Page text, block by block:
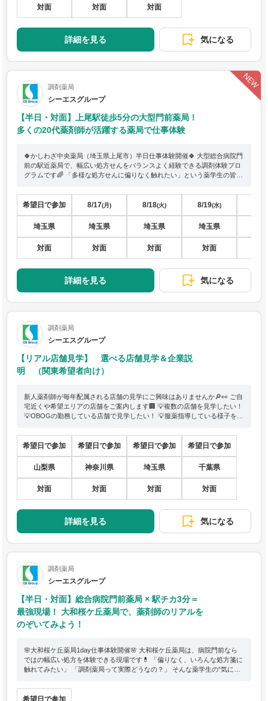
対面 対面 対面
詳細を見る 気になる
調剤薬局
シーエスグループ
【半日・対面】上尾駅徒歩5分の大型門前薬局！
多くの20代薬剤師が活躍する薬局で仕事体験
🍀かしわざ中央薬局（埼玉県上尾市）半日仕事体験開催🍀 大型総合病院門
前の駅近薬局で、幅広い処方せんをバランスよく経験できる調剤体験プロ
グラムです🌈 「多様な処方せんに偏りなく触れたい」という薬学生の皆さ
り、調剤薬局の業務はもちろん、薬剤師業界のリアルな情報もじっくり聞
くことができます😊 インターンシップ＆キャリア参加が初めての方も安心
希望日で参加
埼玉県
対面
8/17(月)
埼玉県
対面
8/18(火)
埼玉県
対面
8/19(水)
埼玉県
対面
詳細を見る 気になる
調剤薬局
シーエスグループ
【リアル店舗見学】 選べる店舗見学＆企業説
明 （関東希望者向け）
新人薬剤師が毎年配属される店舗の見学にご興味はありませんか🔎👀 ご自
宅近くや希望エリアの店舗をご案内します🏢 💡複数の店舗を見学したい！
💡OBOGの勤務している店舗で見学したい！ 💡服薬指導している様子を見
をみてみたい！ どの店舗も駅チカで通いやすい位置にあるため、入社後の
イメージがしやすい👩‍🔬 先輩薬剤師との座談会では、リアルなお仕事トー
希望日で参加
山梨県
対面
希望日で参加
神奈川県
対面
希望日で参加
埼玉県
対面
希望日で参加
千葉県
対面
詳細を見る 気になる
調剤薬局
シーエスグループ
【半日・対面】総合病院門前薬局 × 駅チカ3分＝
最強現場！ 大和桜ケ丘薬局で、薬剤師のリアルを
のぞいてみよう！
🌸大和桜ケ丘薬局1day仕事体験開催🌸 大和桜ケ丘薬局は、病院門前なら
ではの幅広い処方を体験できる現場です💊 「偏りなく、いろんな処方箋に
触れてみたい」 「調剤薬局って実際どうなの？」 そんな薬学生の“気にな
初めてでも安心🚶‍♀️ 当日は、先輩薬剤師との座談会も開催🎓 調剤薬局の仕
事はもちろん、就活・実習・キャリアのリアルな話も聞けちゃいます！ 実
希望日で参加